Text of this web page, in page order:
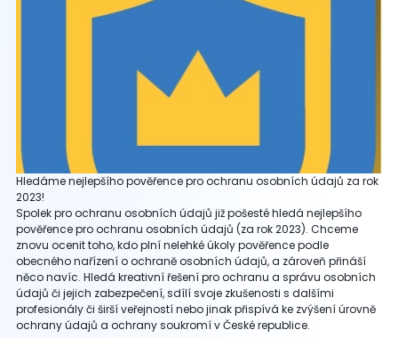
Hledáme nejlepšího pověřence pro ochranu osobních údajů za rok
2023!
Spolek pro ochranu osobních údajů již pošesté hledá nejlepšího
pověřence pro ochranu osobních údajů (za rok 2023). Chceme
znovu ocenit toho, kdo plní nelehké úkoly pověřence podle
obecného nařízení o ochraně osobních údajů, a zároveň přináší
něco navíc. Hledá kreativní řešení pro ochranu a správu osobních
údajů či jejich zabezpečení, sdílí svoje zkušenosti s dalšími
profesionály či širší veřejností nebo jinak přispívá ke zvýšení úrovně
ochrany údajů a ochrany soukromí v České republice.